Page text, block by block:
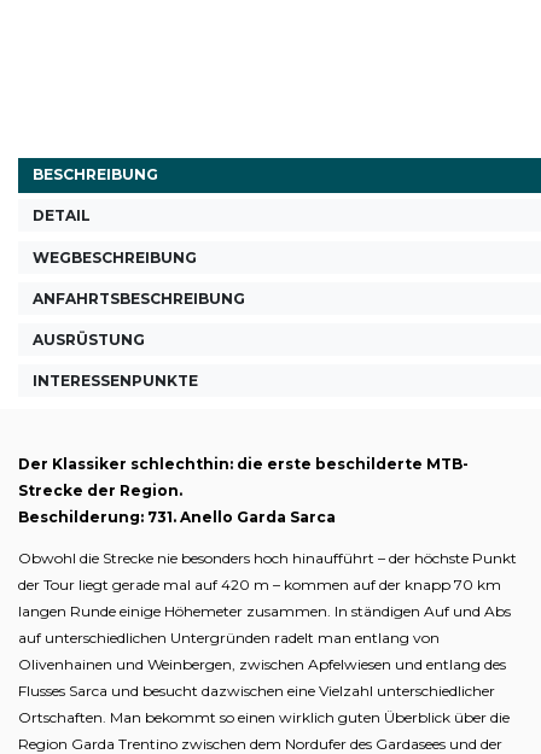
BESCHREIBUNG
DETAIL
WEGBESCHREIBUNG
ANFAHRTSBESCHREIBUNG
AUSRÜSTUNG
INTERESSENPUNKTE
Der Klassiker schlechthin: die erste beschilderte MTB-
Strecke der Region.
Beschilderung: 731. Anello Garda Sarca
Obwohl die Strecke nie besonders hoch hinaufführt – der höchste Punkt
der Tour liegt gerade mal auf 420 m – kommen auf der knapp 70 km
langen Runde einige Höhemeter zusammen. In ständigen Auf und Abs
auf unterschiedlichen Untergründen radelt man entlang von
Olivenhainen und Weinbergen, zwischen Apfelwiesen und entlang des
Flusses Sarca und besucht dazwischen eine Vielzahl unterschiedlicher
Ortschaften. Man bekommt so einen wirklich guten Überblick über die
Region Garda Trentino zwischen dem Nordufer des Gardasees und der